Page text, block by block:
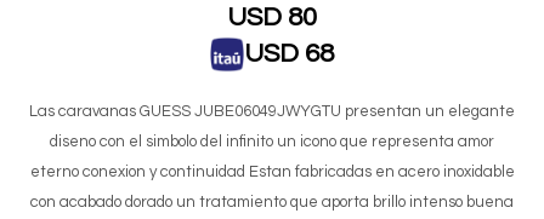
USD 80
USD 68
Las caravanas GUESS JUBE06049JWYGTU presentan un elegante
diseno con el simbolo del infinito un icono que representa amor
eterno conexion y continuidad Estan fabricadas en acero inoxidable
con acabado dorado un tratamiento que aporta brillo intenso buena